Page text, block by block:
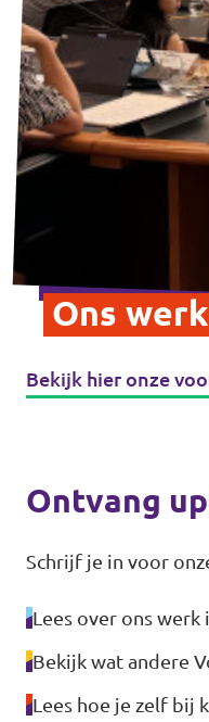
Ons
Bekijk hier onze
Ontvang
Schrijf je in voor
Lees over ons werk
Bekijk wat andere
Lees hoe je zelf bij